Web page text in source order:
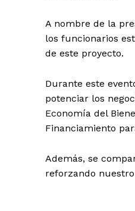
A nombre de la
los funcionarios
de este proyecto.
Durante este
potenciar los
Economía del
Financiamiento
Además, se
reforzando